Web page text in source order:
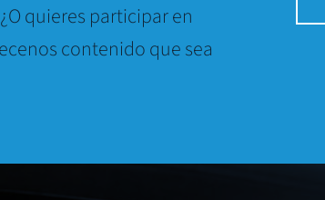
quieres participar en
contenido que sea